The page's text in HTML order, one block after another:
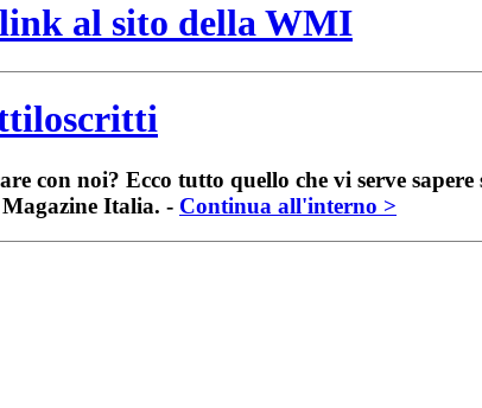
al sito della WMI
con noi? Ecco tutto quello che vi serve
Italia. - Continua all'interno >